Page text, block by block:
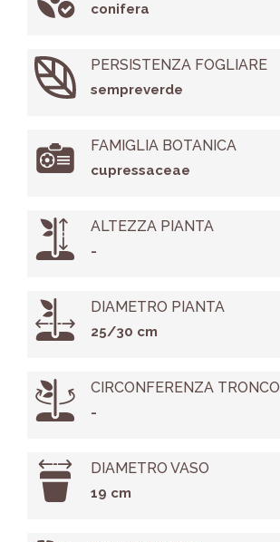
conifera
PERSISTENZA FOGLIARE
sempreverde
FAMIGLIA BOTANICA
cupressaceae
ALTEZZA PIANTA
-
DIAMETRO PIANTA
25/30 cm
CIRCONFERENZA TRONCO
-
DIAMETRO VASO
19 cm